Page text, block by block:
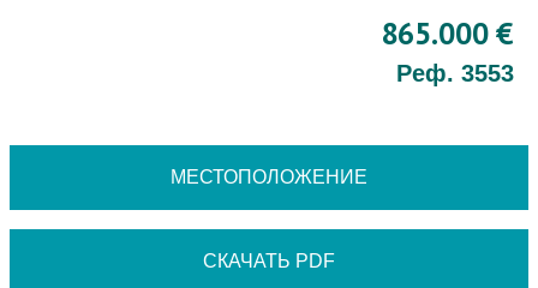
865.000 €
Реф. 3553
МЕСТОПОЛОЖЕНИЕ
СКАЧАТЬ PDF